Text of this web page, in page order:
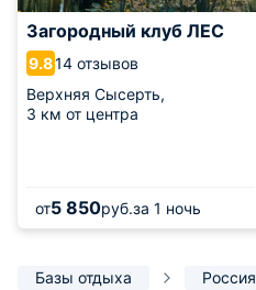
Загородный клуб ЛЕС
9.814 отзывов
Верхняя Сысерть,
3 км от центра
от5 850руб.за 1 ночь
Базы отдыха Россия